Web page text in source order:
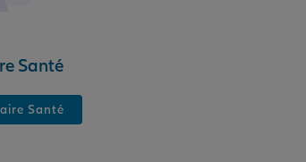
Santé
Santé